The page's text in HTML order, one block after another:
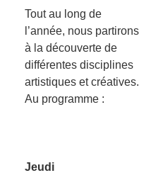
Tout au long de
l’année, nous partirons
à la découverte de
différentes disciplines
artistiques et créatives.
Au programme :
Jeudi